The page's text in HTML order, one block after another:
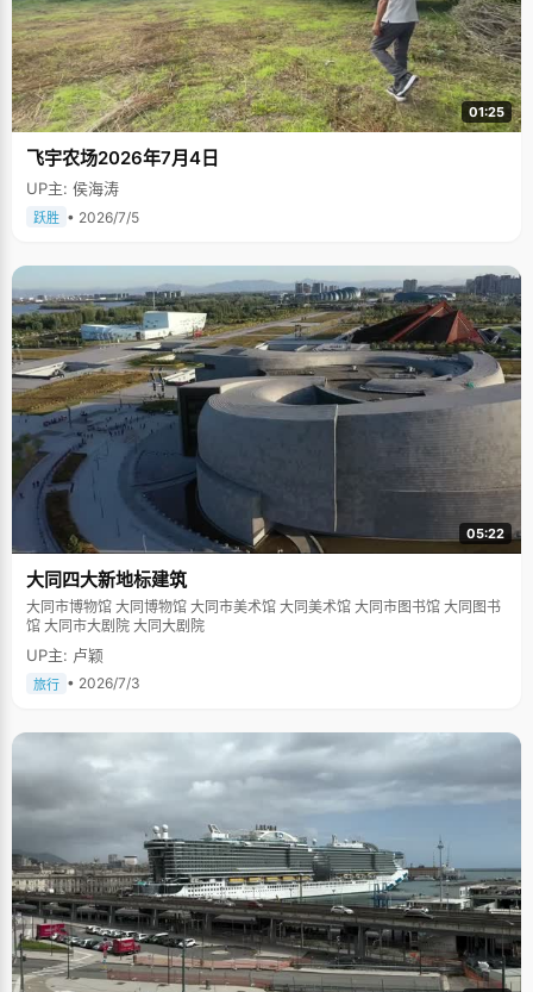
01:25
飞宇农场2026年7月4日
UP主: 侯海涛
跃胜 • 2026/7/5
05:22
大同四大新地标建筑
大同市博物馆 大同博物馆 大同市美术馆 大同美术馆 大同市图书馆 大同图书
馆 大同市大剧院 大同大剧院
UP主: 卢颖
旅行 • 2026/7/3